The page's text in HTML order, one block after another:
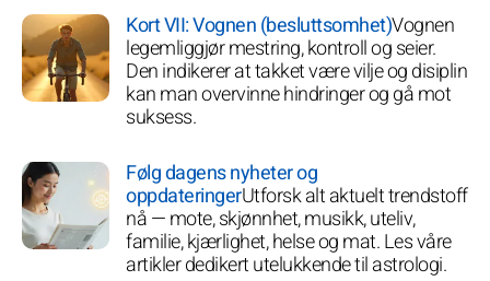
Kort VII: Vognen (besluttsomhet)Vognen
legemliggjør mestring, kontroll og seier.
Den indikerer at takket være vilje og disiplin
kan man overvinne hindringer og gå mot
suksess.
Følg dagens nyheter og
oppdateringerUtforsk alt aktuelt trendstoff
nå — mote, skjønnhet, musikk, uteliv,
familie, kjærlighet, helse og mat. Les våre
artikler dedikert utelukkende til astrologi.